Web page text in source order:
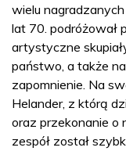
wielu
lat 70. podróżował
artystyczne
państwo, a także
zapomnienie. Na
Helander, z którą
oraz przekonanie o
zespół został